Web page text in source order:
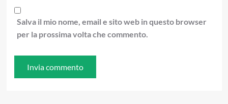
Salva il mio nome, email e sito web in questo browser
per la prossima volta che commento.